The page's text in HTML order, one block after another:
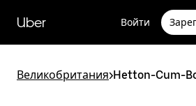
перейти
к
содержимому
Uber Войти
Великобритания>Hetton-Cum-